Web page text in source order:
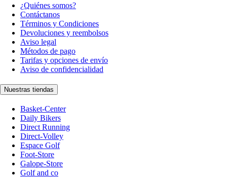
¿Quiénes somos?
Contáctanos
Términos y Condiciones
Devoluciones y reembolsos
Aviso legal
Métodos de pago
Tarifas y opciones de envío
Aviso de confidencialidad
Nuestras tiendas
Basket-Center
Daily Bikers
Direct Running
Direct-Volley
Espace Golf
Foot-Store
Galope-Store
Golf and co